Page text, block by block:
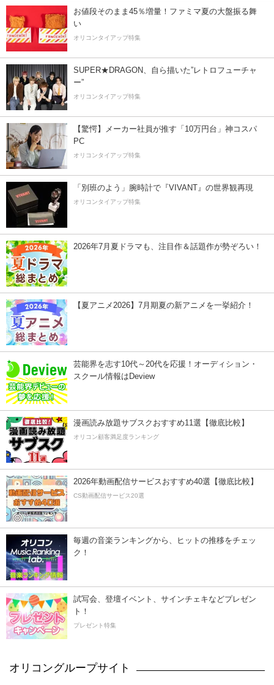
お値段そのまま45％増量！ファミマ夏の大盤振る舞
い
オリコンタイアップ特集
SUPER★DRAGON、自ら描いた”レトロフューチャ
ー”
オリコンタイアップ特集
【驚愕】メーカー社員が推す「10万円台」神コスパ
PC
オリコンタイアップ特集
「別班のよう」腕時計で『VIVANT』の世界観再現
オリコンタイアップ特集
2026年7月夏ドラマも、注目作＆話題作が勢ぞろい！
【夏アニメ2026】7月期夏の新アニメを一挙紹介！
芸能界を志す10代～20代を応援！オーディション・
スクール情報はDeview
漫画読み放題サブスクおすすめ11選【徹底比較】
オリコン顧客満足度ランキング
2026年動画配信サービスおすすめ40選【徹底比較】
CS動画配信サービス20選
毎週の音楽ランキングから、ヒットの推移をチェッ
ク！
試写会、登壇イベント、サインチェキなどプレゼン
ト！
プレゼント特集
オリコングループサイト